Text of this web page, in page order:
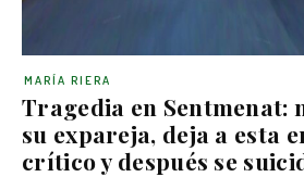
Tragedia en Sentmenat:
su expareja, deja a esta
crítico y después se
MARÍA RIERA